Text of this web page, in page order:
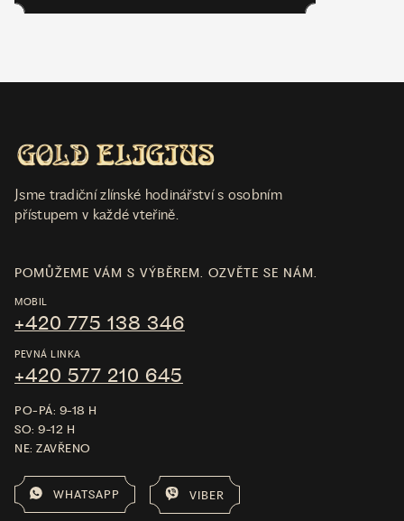
Jsme tradiční zlínské hodinářství s osobním
přístupem v každé vteřině.
POMŮŽEME VÁM S VÝBĚREM. OZVĚTE SE NÁM.
MOBIL
+420 775 138 346
PEVNÁ LINKA
+420 577 210 645
PO-PÁ: 9-18 H
SO: 9-12 H
NE: ZAVŘENO
WHATSAPP VIBER